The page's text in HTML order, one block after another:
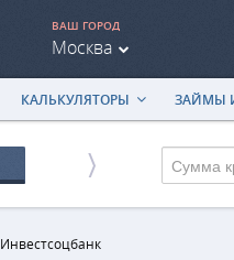
КАЛЬКУЛЯТОРЫ ЗАЙМЫ
ВАШ ГОРОД
Москва
Инвестсоцбанк